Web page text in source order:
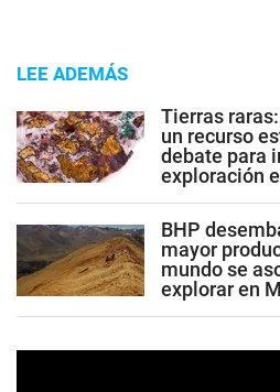
LEE ADEMÁS
Tierras
un recurso
debate para
exploración
BHP
mayor
mundo se
explorar en